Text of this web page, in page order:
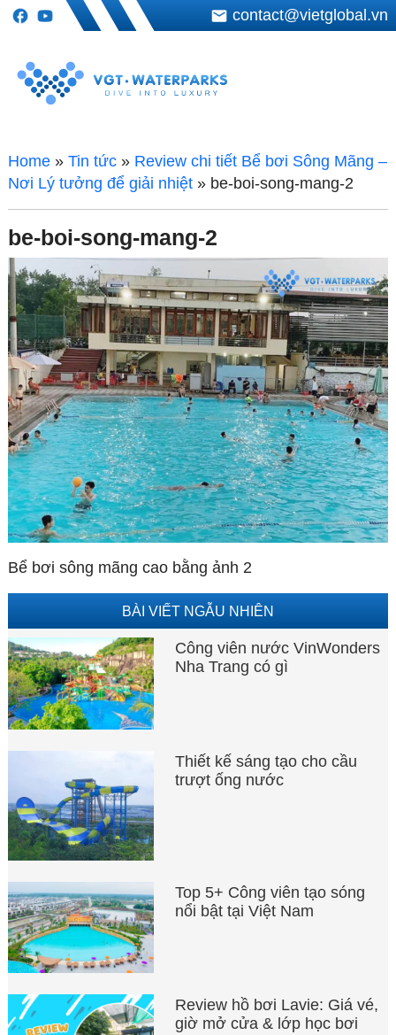
contact@vietglobal.vn
Home» Tin tức» Review chi tiết Bể bơi Sông Mãng –
Nơi Lý tưởng để giải nhiệt» be-boi-song-mang-2
be-boi-song-mang-2
Bể bơi sông mãng cao bằng ảnh 2
BÀI VIẾT NGẪU NHIÊN
Công viên nước VinWonders
Nha Trang có gì
Thiết kế sáng tạo cho cầu
trượt ống nước
Top 5+ Công viên tạo sóng
nổi bật tại Việt Nam
Review hồ bơi Lavie: Giá vé,
giờ mở cửa & lớp học bơi